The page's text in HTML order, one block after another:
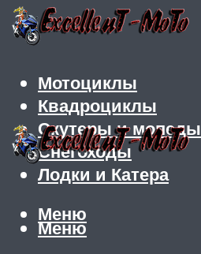
Мотоциклы
Квадроциклы
Скутеры и мопеды
Снегоходы
Лодки и Катера
Меню
Меню